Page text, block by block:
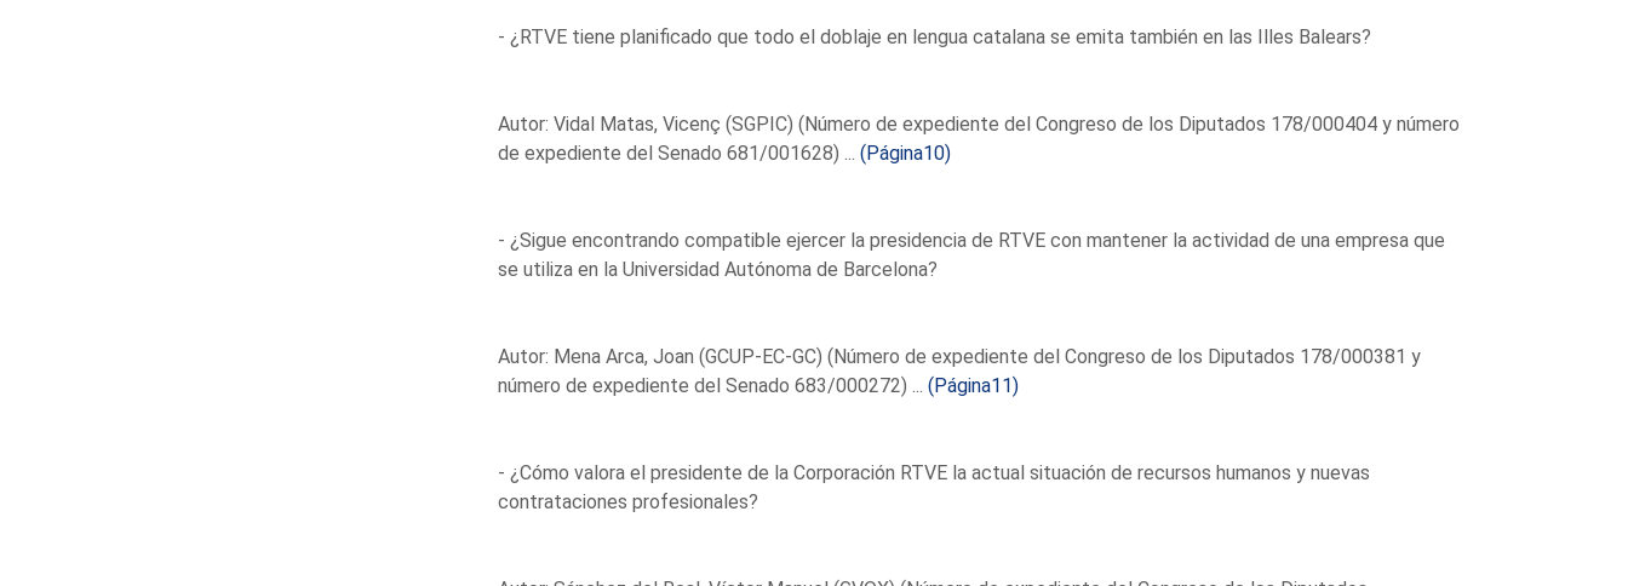
- ¿RTVE tiene planificado que todo el doblaje en lengua catalana se emita también en las Illes Balears?
Autor: Vidal Matas, Vicenç (SGPIC) (Número de expediente del Congreso de los Diputados 178/000404 y número
de expediente del Senado 681/001628) ... (Página10)
- ¿Sigue encontrando compatible ejercer la presidencia de RTVE con mantener la actividad de una empresa que
se utiliza en la Universidad Autónoma de Barcelona?
Autor: Mena Arca, Joan (GCUP-EC-GC) (Número de expediente del Congreso de los Diputados 178/000381 y
número de expediente del Senado 683/000272) ... (Página11)
- ¿Cómo valora el presidente de la Corporación RTVE la actual situación de recursos humanos y nuevas
contrataciones profesionales?